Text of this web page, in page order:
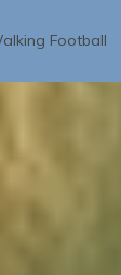
Football